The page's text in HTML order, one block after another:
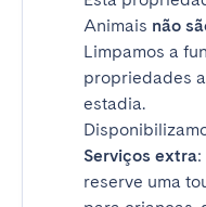
Animais não
Limpamos a
propriedades
estadia.
Serviços extra
reserve uma